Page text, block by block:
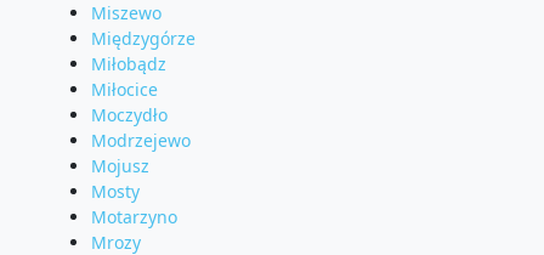
Miszewo
Międzygórze
Miłobądz
Miłocice
Moczydło
Modrzejewo
Mojusz
Mosty
Motarzyno
Mrozy